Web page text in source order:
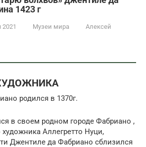
1423 г
2021 Музеи мира
Алексей
родился в 1370г.
в своем родном городе Фабриано ,
художника Аллегретто Нуци,
Джентиле да Фабриано сблизился